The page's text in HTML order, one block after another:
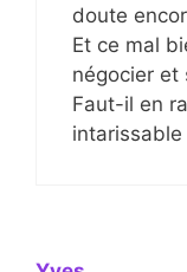
doute
Et ce mal
négocier et
Faut-il en